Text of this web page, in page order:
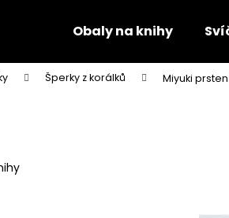
Obaly na knihy
Šperky z korálků MiyukiCo